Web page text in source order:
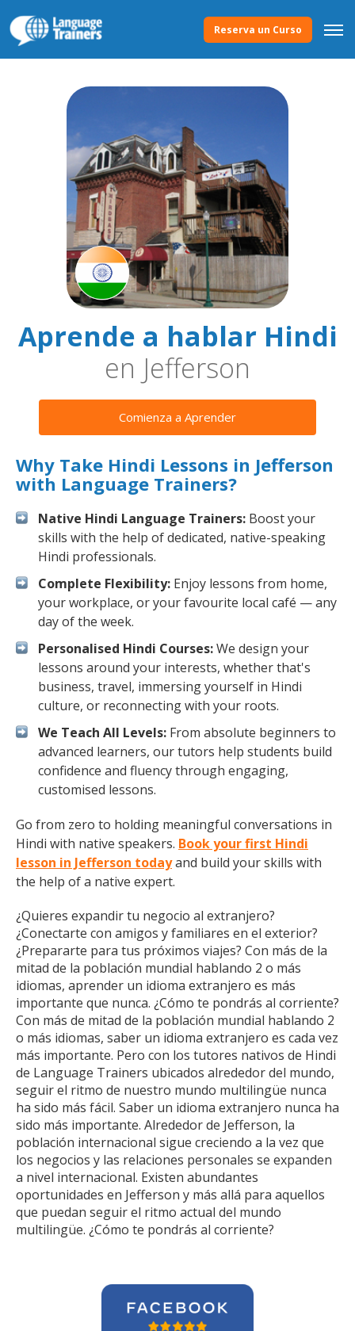
Reserva un Curso
Aprende a hablar Hindi
en Jefferson
Comienza a Aprender
Why Take Hindi Lessons in Jefferson
with Language Trainers?
Native Hindi Language Trainers: Boost your
skills with the help of dedicated, native-speaking
Hindi professionals.
Complete Flexibility: Enjoy lessons from home,
your workplace, or your favourite local café — any
day of the week.
Personalised Hindi Courses:We design your
lessons around your interests, whether that's
business, travel, immersing yourself in Hindi
culture, or reconnecting with your roots.
We Teach All Levels: From absolute beginners to
advanced learners, our tutors help students build
confidence and fluency through engaging,
customised lessons.
Go from zero to holding meaningful conversations in
Hindi with native speakers. Book your first Hindi
lesson in Jefferson todayand build your skills with
the help of a native expert.
¿Quieres expandir tu negocio al extranjero?
¿Conectarte con amigos y familiares en el exterior?
¿Prepararte para tus próximos viajes? Con más de la
mitad de la población mundial hablando 2 o más
idiomas, aprender un idioma extranjero es más
importante que nunca. ¿Cómo te pondrás al corriente?
Con más de mitad de la población mundial hablando 2
o más idiomas, saber un idioma extranjero es cada vez
más importante. Pero con los tutores nativos de Hindi
de Language Trainers ubicados alrededor del mundo,
seguir el ritmo de nuestro mundo multilingüe nunca
ha sido más fácil. Saber un idioma extranjero nunca ha
sido más importante. Alrededor de Jefferson, la
población internacional sigue creciendo a la vez que
los negocios y las relaciones personales se expanden
a nivel internacional. Existen abundantes
oportunidades en Jefferson y más allá para aquellos
que puedan seguir el ritmo actual del mundo
multilingüe. ¿Cómo te pondrás al corriente?